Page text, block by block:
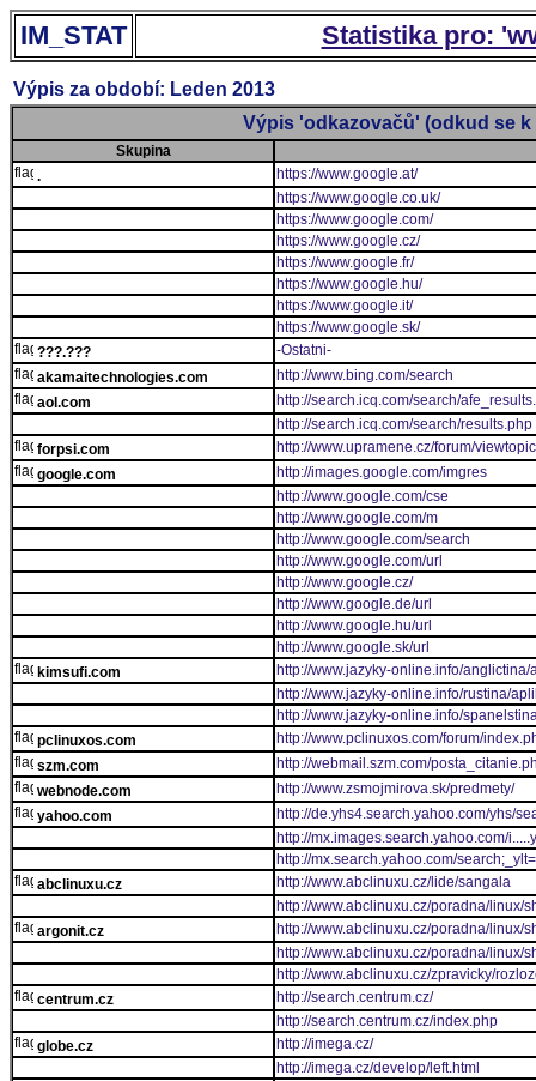
IM_STAT Statistika pro:
Výpis za období: Leden 2013
Výpis 'odkazovačů' (odkud se k
Skupina
.
https://www.google.at/
https://www.google.co.uk/
https://www.google.com/
https://www.google.cz/
https://www.google.fr/
https://www.google.hu/
https://www.google.it/
https://www.google.sk/
???.???
-Ostatni-
akamaitechnologies.com
http://www.bing.com/search
aol.com
http://search.icq.com/search/
http://search.icq.com/search/results.php
forpsi.com
http://www.upramene.cz/forum/
google.com
http://images.google.com/imgres
http://www.google.com/cse
http://www.google.com/m
http://www.google.com/search
http://www.google.com/url
http://www.google.cz/
http://www.google.de/url
http://www.google.hu/url
http://www.google.sk/url
kimsufi.com
http://www.jazyky-online.info/
http://www.jazyky-online.info/rustina/
http://www.jazyky-online.info/
pclinuxos.com
http://www.pclinuxos.com/forum/
szm.com
http://webmail.szm.com/
webnode.com
http://www.zsmojmirova.sk/predmety/
yahoo.com
http://de.yhs4.search.yahoo.com/yhs/
http://mx.images.search.yahoo.com/
http://mx.search.yahoo.com/
abclinuxu.cz
http://www.abclinuxu.cz/lide/sangala
http://www.abclinuxu.cz/poradna/linux/
argonit.cz
http://www.abclinuxu.cz/poradna/linux/
http://www.abclinuxu.cz/poradna/linux/
http://www.abclinuxu.cz/zpravicky/
centrum.cz
http://search.centrum.cz/
http://search.centrum.cz/index.php
globe.cz
http://imega.cz/
http://imega.cz/develop/left.html